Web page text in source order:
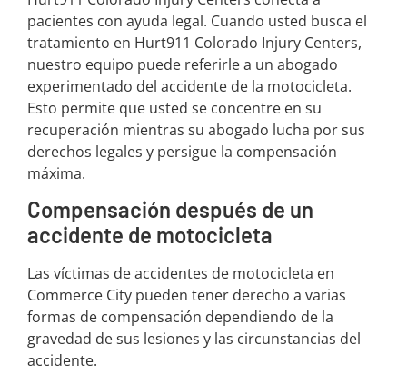
pacientes con ayuda legal. Cuando usted busca el
tratamiento en Hurt911 Colorado Injury Centers,
nuestro equipo puede referirle a un abogado
experimentado del accidente de la motocicleta.
Esto permite que usted se concentre en su
recuperación mientras su abogado lucha por sus
derechos legales y persigue la compensación
máxima.
Compensación después de un
accidente de motocicleta
Las víctimas de accidentes de motocicleta en
Commerce City pueden tener derecho a varias
formas de compensación dependiendo de la
gravedad de sus lesiones y las circunstancias del
accidente.